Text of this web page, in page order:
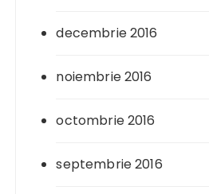
decembrie 2016
noiembrie 2016
octombrie 2016
septembrie 2016